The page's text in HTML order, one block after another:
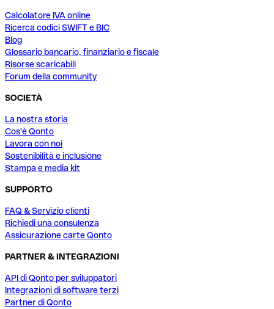
Calcolatore IVA online
Ricerca codici SWIFT e BIC
Blog
Glossario bancario, finanziario e fiscale
Risorse scaricabili
Forum della community
SOCIETÀ
La nostra storia
Cos'è Qonto
Lavora con noi
Sostenibilità e inclusione
Stampa e media kit
SUPPORTO
FAQ & Servizio clienti
Richiedi una consulenza
Assicurazione carte Qonto
PARTNER & INTEGRAZIONI
API di Qonto per sviluppatori
Integrazioni di software terzi
Partner di Qonto